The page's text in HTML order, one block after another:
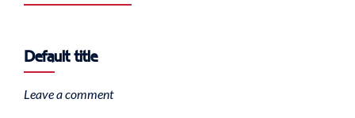
Default title
Leave a comment